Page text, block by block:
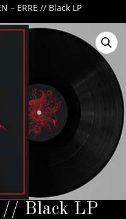
– ERRE // Black LP
Black LP